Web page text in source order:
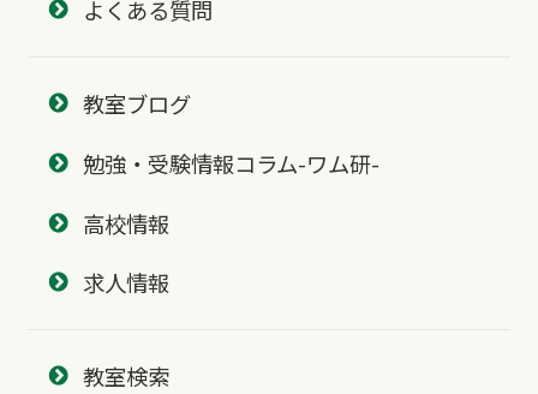
よくある質問
教室ブログ
勉強・受験情報コラム-ワム研-
高校情報
求人情報
教室検索